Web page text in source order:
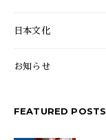
日本文化
お知らせ
FEATURED POSTS